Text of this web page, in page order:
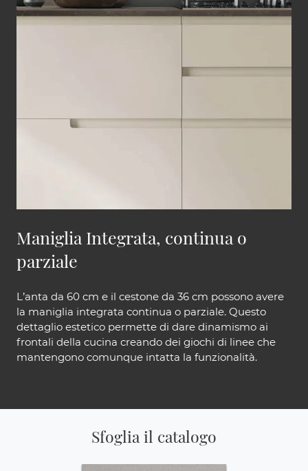
Maniglia Integrata, continua o
parziale
L’anta da 60 cm e il cestone da 36 cm possono avere
la maniglia integrata continua o parziale. Questo
dettaglio estetico permette di dare dinamismo ai
frontali della cucina creando dei giochi di linee che
mantengono comunque intatta la funzionalità.
Sfoglia il catalogo